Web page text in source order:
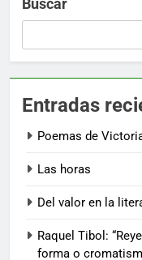
Entradas
Poemas de
Las horas
Del valor en la
Raquel Tibol:
forma o